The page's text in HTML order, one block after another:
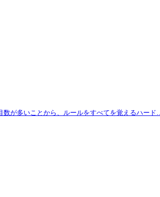
が多いことから、ルールをすべてを覚えるハード…